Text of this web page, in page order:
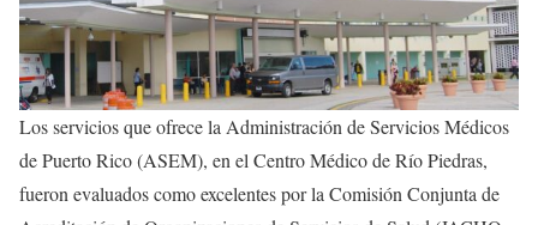
Los servicios que ofrece la Administración de Servicios Médicos
de Puerto Rico (ASEM), en el Centro Médico de Río Piedras,
fueron evaluados como excelentes por la Comisión Conjunta de